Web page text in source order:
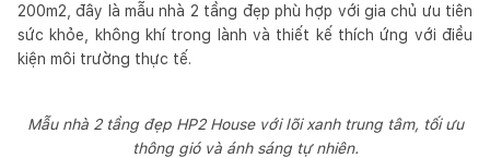
200m2, đây là mẫu nhà 2 tầng đẹp phù hợp với gia chủ ưu tiên
sức khỏe, không khí trong lành và thiết kế thích ứng với điều
kiện môi trường thực tế.
Mẫu nhà 2 tầng đẹp HP2 House với lõi xanh trung tâm, tối ưu
thông gió và ánh sáng tự nhiên.